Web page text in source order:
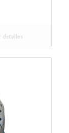
detalles